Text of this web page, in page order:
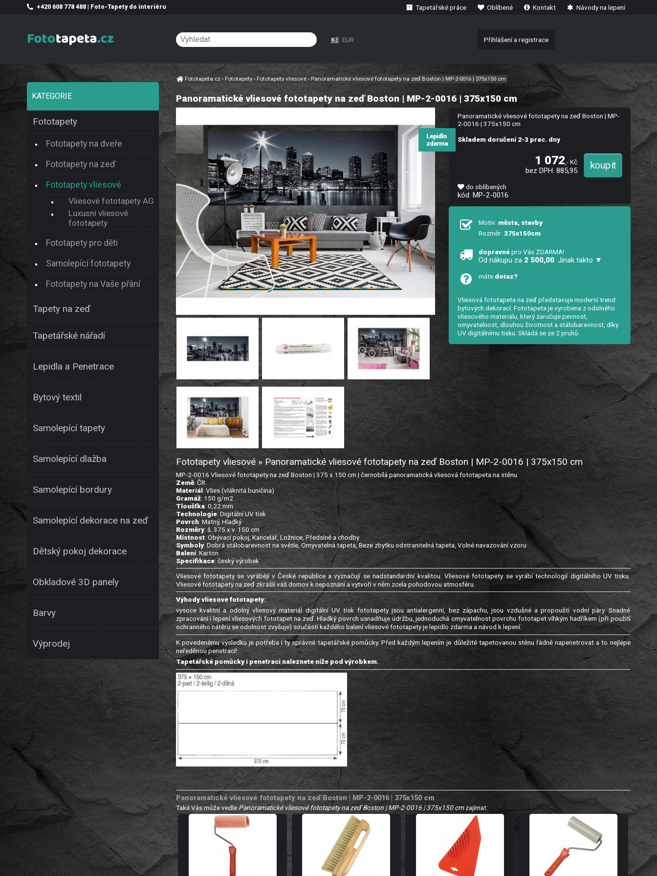
Panoramatické vliesové fototapety na zeď Boston | MP-2-0016 | 375x150 cm
Panoramatické vliesové fototapety na zeď Boston | MP-
2-0016 | 375x150 cm
Lepidlo
zdarma
Skladem doručení 2-3 prac. dny
1 072 ,- Kč
bez DPH: 885,95
do oblíbených
kód: MP-2-0016
Motiv: města, stavby
Rozměr:375x150cm
dopravnépro Vás ZDARMA!
Od nákupu za 2 500,00. Jinak takto ▼
máte dotaz?
Vliesová fototapeta na zeď představuje moderní trend
bytových dekorací. Fototapeta je vyrobena z odolného
vliesového materiálu, který zaručuje pevnost,
omyvatelnost, dlouhou životnost a stálobarevnost, díky
UV digitálnímu tisku. Skládá se ze 2 pruhů.
Fototapety vliesové » Panoramatické vliesové fototapety na zeď Boston | MP-2-0016 | 375x150 cm
MP-2-0016 Vliesové fototapety na zeď Boston | 375 x 150 cm | černobílá panoramatická vliesová fototapeta na stěnu
Země: ČR
Materiál: Vlies (vláknitá buničina)
Gramáž: 150 g/m2
Tloušťka: 0,22 mm
Technologie: Digitální UV tisk
Povrch: Matný, Hladký
Rozměry: š. 375 x v. 150 cm
Místnost: Obývací pokoj, Kancelář, Ložnice, Předsíně a chodby
Symboly: Dobrá stálobarevnost na světle, Omyvatelná tapeta, Beze zbytku odstranitelná tapeta, Volné navazování vzoru
Balení: Karton
Specifikace: český výrobek
Vliesové fototapety se vyrábějí v České republice a vyznačují se nadstandardní kvalitou. Vliesové fototapety se vyrábí technologií digitálního UV tisku.
Vliesové fototapety na zeď zkrášlí váš domov k nepoznání a vytvoří v něm zcela pohodovou atmosféru.
Výhody vliesové fototapety:
vysoce kvalitní a odolný vliesový materiál digitální UV tisk fototapety jsou antialergenní, bez zápachu, jsou vzdušné a propouští vodní páry. Snadné
zpracování i lepení vliesových fototapet na zeď. Hladký povrch usnadňuje údržbu, jednoduchá omyvatelnost povrchu fototapet vlhkým hadříkem (při použití
ochranného nátěru se odolnost zvyšuje) součástí každého balení vliesové fototapety je lepidlo zdarma a návod k lepení.
K povedenému výsledku je potřeba i ty správné tapetářské pomůcky. Před každým lepením je důležité tapetovanou stěnu řádně napenetrovat a to nejlépe
neředěnou penetrací!
Tapetářské pomůcky i penetraci naleznete níže pod výrobkem.
Panoramatické vliesové fototapety na zeď Boston | MP-2-0016 | 375x150 cm
Také Vás může vedle Panoramatické vliesové fototapety na zeď Boston | MP-2-0016 | 375x150 cmzajímat:
KATEGORIE
Fototapety
Fototapety na dveře
Fototapety na zeď
Fototapety vliesové
Vliesové fototapety AG
Luxusní vliesové
fototapety
Fototapety pro děti
Samolepící fototapety
Fototapety na Vaše přání
Tapety na zeď
Tapetářské nářadí
Lepidla a Penetrace
Bytový textil
Samolepící tapety
Samolepící dlažba
Samolepící bordury
Samolepící dekorace na zeď
Dětský pokoj dekorace
Obkladové 3D panely
Barvy
Výprodej
Tapetářské práce Oblíbené Kontakt Návody na lepení
Fototapeta.cz› Fototapety› Fototapety vliesové › Panoramatické vliesové fototapety na zeď Boston | MP-2-0016 | 375x150 cm
+420 608 778 488 | Foto-Tapety do interiéru
Kč EUR Přihlášení a registrace